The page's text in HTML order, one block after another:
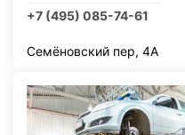
+7 (495) 085-74-61
Семёновский пер, 4А